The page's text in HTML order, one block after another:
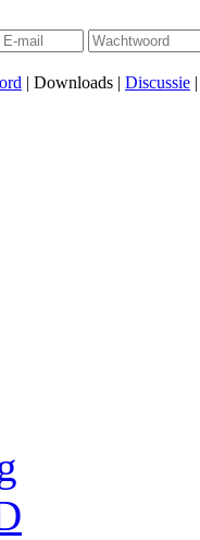
| Downloads | Discussie